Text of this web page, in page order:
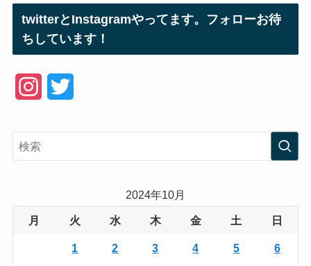
twitterとInstagramやってます。フォローお待
ちしています！
e
r
2024年10月
月 火 水 木 金 土 日
1 2 3 4 5 6